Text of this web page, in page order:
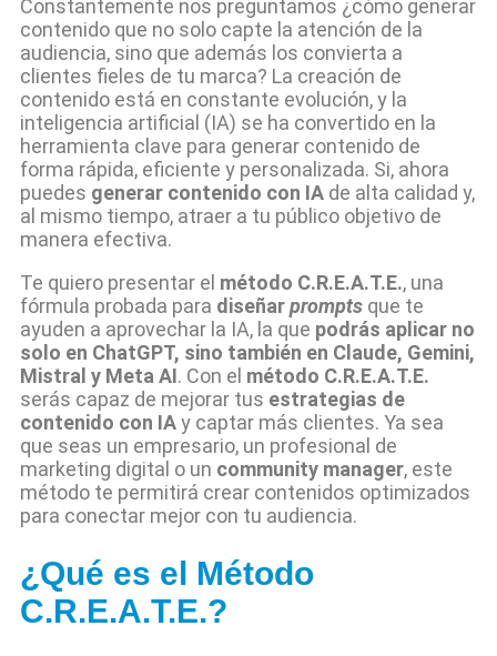
Constantemente nos preguntamos ¿cómo generar
contenido que no solo capte la atención de la
audiencia, sino que además los convierta a
clientes fieles de tu marca? La creación de
contenido está en constante evolución, y la
inteligencia artificial (IA) se ha convertido en la
herramienta clave para generar contenido de
forma rápida, eficiente y personalizada. Si, ahora
puedes generar contenido con IA de alta calidad y,
al mismo tiempo, atraer a tu público objetivo de
manera efectiva.
Te quiero presentar el método C.R.E.A.T.E., una
fórmula probada para diseñarprompts que te
ayuden a aprovechar la IA, la que podrás aplicar no
solo en ChatGPT, sino también en Claude, Gemini,
Mistral y Meta AI. Con el método C.R.E.A.T.E.
serás capaz de mejorar tus estrategias de
contenido con IAy captar más clientes. Ya sea
que seas un empresario, un profesional de
marketing digital o un community manager, este
método te permitirá crear contenidos optimizados
para conectar mejor con tu audiencia.
¿Qué es el Método
C.R.E.A.T.E.?